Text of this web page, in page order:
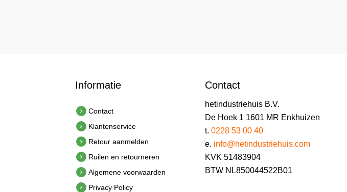
Informatie
Contact
Klantenservice
Retour aanmelden
Ruilen en retourneren
Algemene voorwaarden
Privacy Policy
Contact
hetindustriehuis B.V.
De Hoek 1 1601 MR Enkhuizen
t. 0228 53 00 40
e. info@hetindustriehuis.com
KVK 51483904
BTW NL850044522B01